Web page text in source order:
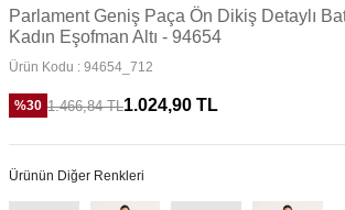
Parlament Geniş Paça Ön Dikiş Detaylı
Kadın Eşofman Altı - 94654
Ürün Kodu : 94654_712
%30 1.466,84TL1.024,90 TL
Ürünün Diğer Renkleri